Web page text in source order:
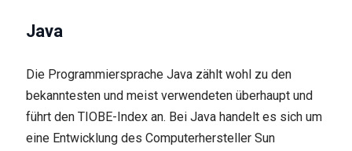
Java
Die Programmiersprache Java zählt wohl zu den
bekanntesten und meist verwendeten überhaupt und
führt den TIOBE-Index an. Bei Java handelt es sich um
eine Entwicklung des Computerhersteller Sun